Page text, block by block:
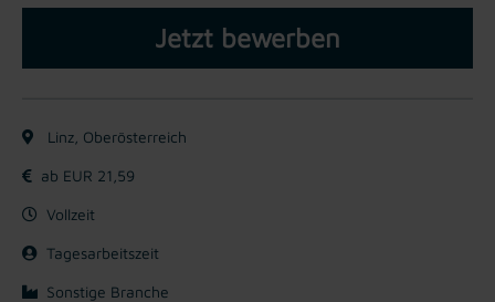
Jetzt bewerben
Linz, Oberösterreich
ab EUR 21,59
Vollzeit
Tagesarbeitszeit
Sonstige Branche